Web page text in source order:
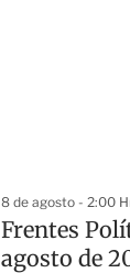
8 de agosto - 2:00
Frentes
agosto de